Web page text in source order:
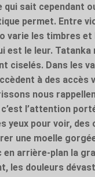
qui sait cependant
permet. Entre
varie les timbres
est le leur.
ciselés. Dans les
à des
nous
l’attention
yeux pour voir,
une moelle
en arrière-plan la
les douleurs